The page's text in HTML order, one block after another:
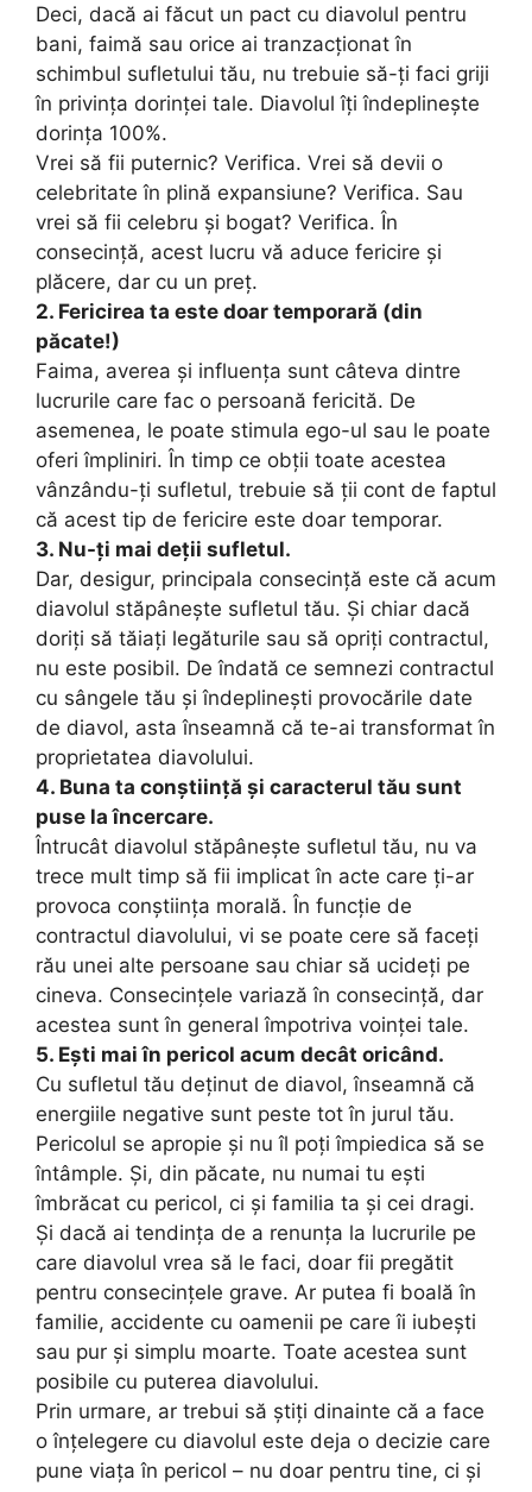
Deci, dacă ai făcut un pact cu diavolul pentru
bani, faimă sau orice ai tranzacționat în
schimbul sufletului tău, nu trebuie să-ți faci griji
în privința dorinței tale. Diavolul îți îndeplinește
dorința 100%.
Vrei să fii puternic? Verifica. Vrei să devii o
celebritate în plină expansiune? Verifica. Sau
vrei să fii celebru și bogat? Verifica. În
consecință, acest lucru vă aduce fericire și
plăcere, dar cu un preț.
2. Fericirea ta este doar temporară (din
păcate!)
Faima, averea și influența sunt câteva dintre
lucrurile care fac o persoană fericită. De
asemenea, le poate stimula ego-ul sau le poate
oferi împliniri. În timp ce obții toate acestea
vânzându-ți sufletul, trebuie să ții cont de faptul
că acest tip de fericire este doar temporar.
3. Nu-ți mai deții sufletul.
Dar, desigur, principala consecință este că acum
diavolul stăpânește sufletul tău. Și chiar dacă
doriți să tăiați legăturile sau să opriți contractul,
nu este posibil. De îndată ce semnezi contractul
cu sângele tău și îndeplinești provocările date
de diavol, asta înseamnă că te-ai transformat în
proprietatea diavolului.
4. Buna ta conștiință și caracterul tău sunt
puse la încercare.
Întrucât diavolul stăpânește sufletul tău, nu va
trece mult timp să fii implicat în acte care ți-ar
provoca conștiința morală. În funcție de
contractul diavolului, vi se poate cere să faceți
rău unei alte persoane sau chiar să ucideți pe
cineva. Consecințele variază în consecință, dar
acestea sunt în general împotriva voinței tale.
5. Ești mai în pericol acum decât oricând.
Cu sufletul tău deținut de diavol, înseamnă că
energiile negative sunt peste tot în jurul tău.
Pericolul se apropie și nu îl poți împiedica să se
întâmple. Și, din păcate, nu numai tu ești
îmbrăcat cu pericol, ci și familia ta și cei dragi.
Și dacă ai tendința de a renunța la lucrurile pe
care diavolul vrea să le faci, doar fii pregătit
pentru consecințele grave. Ar putea fi boală în
familie, accidente cu oamenii pe care îi iubești
sau pur și simplu moarte. Toate acestea sunt
posibile cu puterea diavolului.
Prin urmare, ar trebui să știți dinainte că a face
o înțelegere cu diavolul este deja o decizie care
pune viața în pericol – nu doar pentru tine, ci și